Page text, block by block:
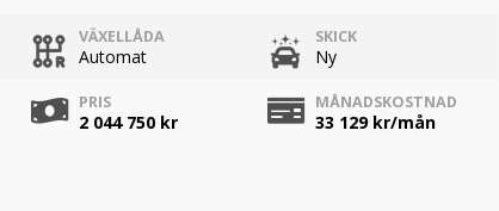
VÄXELLÅDA
Automat
SKICK
Ny
PRIS
2 044 750 kr
MÅNADSKOSTNAD
33 129kr/mån